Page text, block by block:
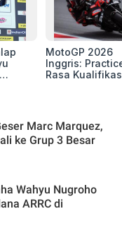
MotoGP 2026
Inggris:
Rasa
Silverstone!
Marc Marquez,
ke Grup 3 Besar
Wahyu Nugroho
ARRC di